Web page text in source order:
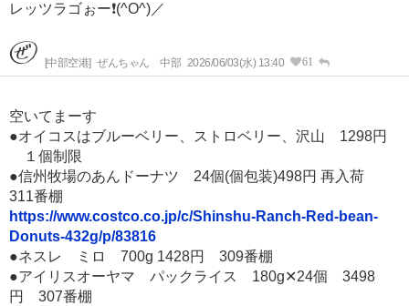
レッツラゴぉー❗️(^O^)／
[中部空港] ぜんちゃん 中部 2026/06/03(水) 13:40 61
空いてまーす
●オイコスはブルーベリー、ストロベリー、沢山 1298円
１個制限
●信州牧場のあんドーナツ 24個(個包装)498円 再入荷
311番棚
https://www.costco.co.jp/c/Shinshu-Ranch-Red-bean-
Donuts-432g/p/83816
●ネスレ ミロ 700g 1428円 309番棚
●アイリスオーヤマ パックライス 180g✕24個 3498
円 307番棚